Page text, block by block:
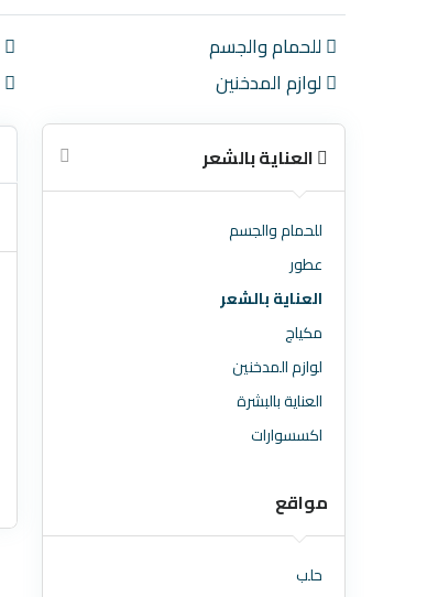
للحمام والجسم
لوازم المدخنين
العناية بالشعر
للحمام والجسم
عطور
العناية بالشعر
مكياج
لوازم المدخنين
العناية بالبشرة
اكسسوارات
مواقع
حلب